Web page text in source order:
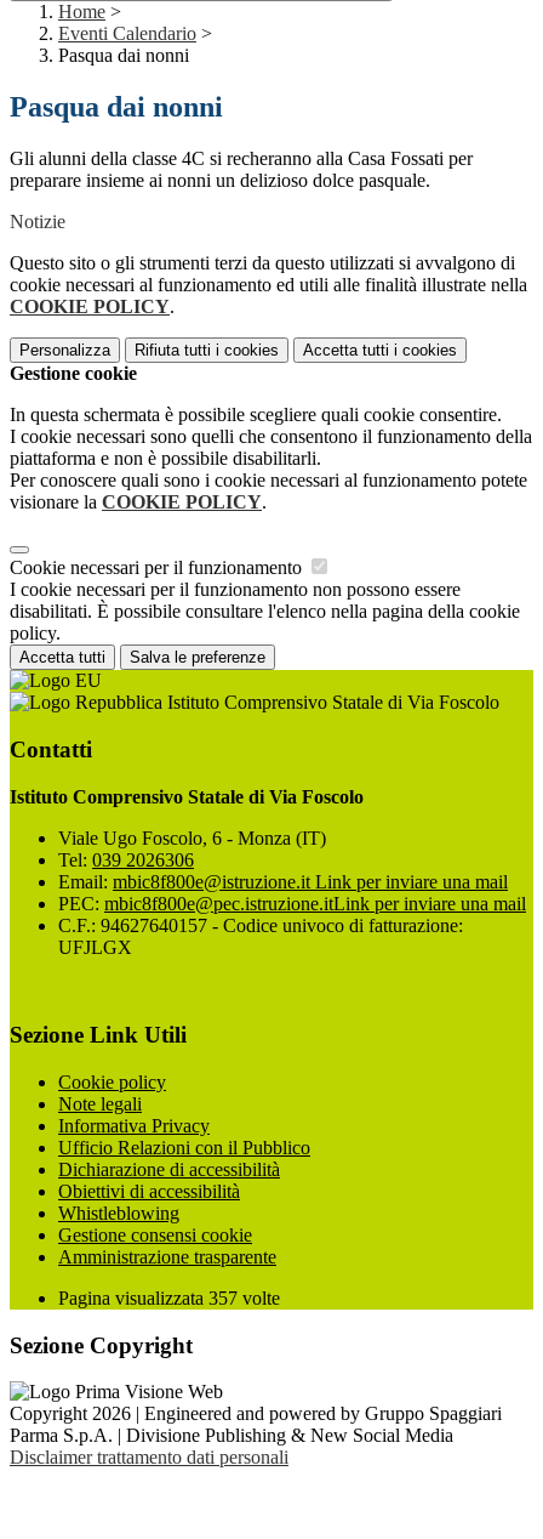
Home >
Eventi Calendario >
Pasqua dai nonni
Pasqua dai nonni
Gli alunni della classe 4C si recheranno alla Casa Fossati per
preparare insieme ai nonni un delizioso dolce pasquale.
Notizie
Questo sito o gli strumenti terzi da questo utilizzati si avvalgono di
cookie necessari al funzionamento ed utili alle finalità illustrate nella
COOKIE POLICY.
Personalizza Rifiuta tutti i cookies Accetta tutti i cookies
Gestione cookie
In questa schermata è possibile scegliere quali cookie consentire.
I cookie necessari sono quelli che consentono il funzionamento della
piattaforma e non è possibile disabilitarli.
Per conoscere quali sono i cookie necessari al funzionamento potete
visionare la COOKIE POLICY.
Cookie necessari per il funzionamento
I cookie necessari per il funzionamento non possono essere
disabilitati. È possibile consultare l'elenco nella pagina della cookie
policy.
Accetta tutti Salva le preferenze
Istituto Comprensivo Statale di Via Foscolo
Contatti
Istituto Comprensivo Statale di Via Foscolo
Viale Ugo Foscolo, 6 - Monza (IT)
Tel: 039 2026306
Email: mbic8f800e@istruzione.it Link per inviare una mail
PEC: mbic8f800e@pec.istruzione.itLink per inviare una mail
C.F.: 94627640157 - Codice univoco di fatturazione:
UFJLGX
Sezione Link Utili
Cookie policy
Note legali
Informativa Privacy
Ufficio Relazioni con il Pubblico
Dichiarazione di accessibilità
Obiettivi di accessibilità
Whistleblowing
Gestione consensi cookie
Amministrazione trasparente
Pagina visualizzata 357 volte
Sezione Copyright
Copyright 2026 | Engineered and powered by Gruppo Spaggiari
Parma S.p.A. | Divisione Publishing & New Social Media
Disclaimer trattamento dati personali